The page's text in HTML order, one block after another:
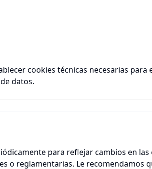
cookies técnicas necesarias para
datos.
para reflejar cambios en las
o reglamentarias. Le recomendamos